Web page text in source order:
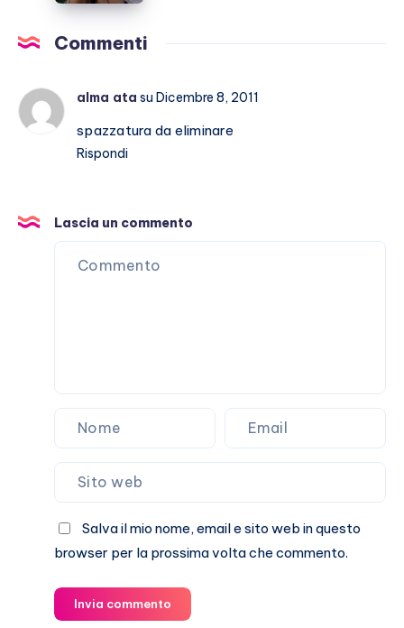
punto
storia
Commenti
alma ata su Dicembre 8, 2011
spazzatura da eliminare
Rispondi
Lascia un commento
Salva il mio nome, email e sito web in questo
browser per la prossima volta che commento.
Invia commento